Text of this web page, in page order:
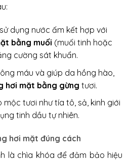
dụng nước ấm kết hợp với
bằng muối (muối tinh hoặc
cường sát khuẩn.
máu và giúp da hồng hào,
hơi mặt bằng gừng tươi.
tươi như tía tô, sả, kinh giới
tinh dầu tự nhiên.
hơi mặt đúng cách
là chìa khóa để đảm bảo hiệu